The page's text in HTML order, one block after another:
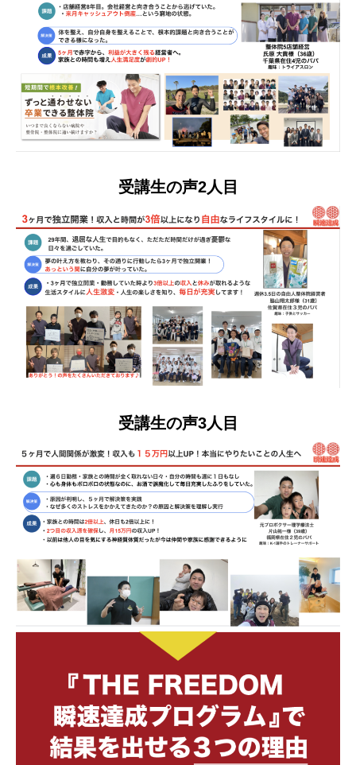
受講生の声2人目
受講生の声3人目